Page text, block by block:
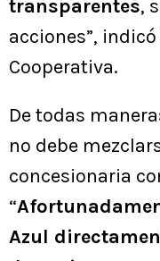
transparentes,
acciones”,
Cooperativa.
De todas
no debe
concesionaria
“
Azul